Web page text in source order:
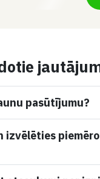
pasūtījumu?
izvēlēties